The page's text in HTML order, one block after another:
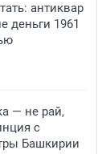
антиквар
деньги 1961
— не рай,
с
Башкирии